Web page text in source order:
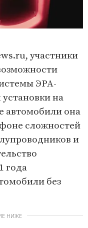
участники
ЭРА-
на
автомобили она
фоне сложностей
и
года
без
НИЖЕ